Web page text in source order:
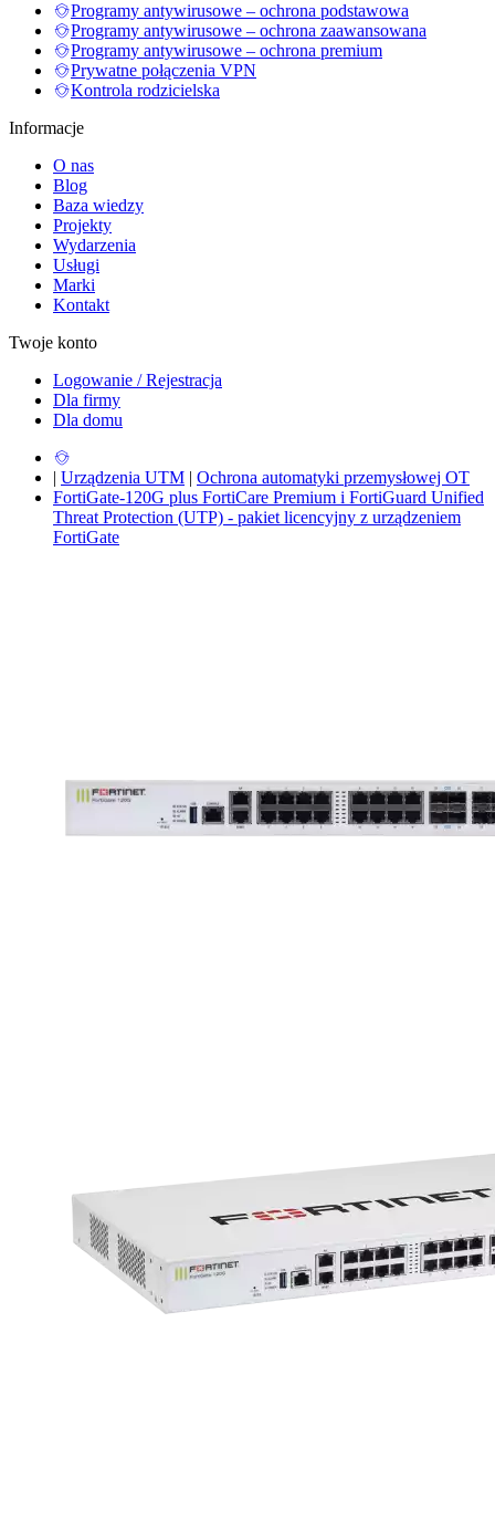
Programy antywirusowe – ochrona podstawowa
Programy antywirusowe – ochrona zaawansowana
Programy antywirusowe – ochrona premium
Prywatne połączenia VPN
Kontrola rodzicielska
Informacje
O nas
Blog
Baza wiedzy
Projekty
Wydarzenia
Usługi
Marki
Kontakt
Twoje konto
Logowanie / Rejestracja
Dla firmy
Dla domu
| Urządzenia UTM | Ochrona automatyki przemysłowej OT
FortiGate-120G plus FortiCare Premium i FortiGuard Unified
Threat Protection (UTP) - pakiet licencyjny z urządzeniem
FortiGate